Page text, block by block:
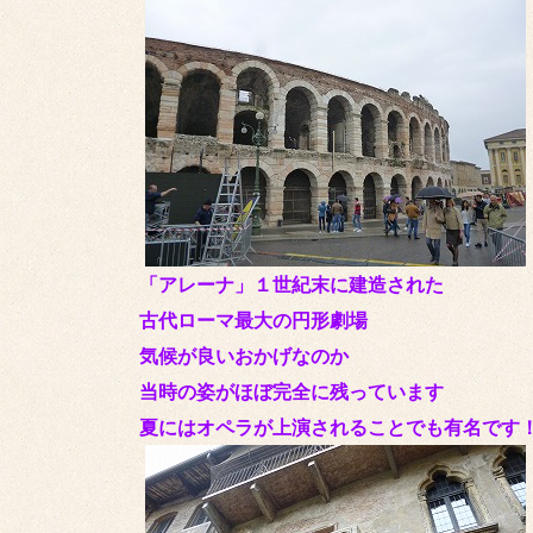
「アレーナ」１世紀末に建造された
古代ローマ最大の円形劇場
気候が良いおかげなのか
当時の姿がほぼ完全に残っています
夏にはオペラが上演されることでも有名です